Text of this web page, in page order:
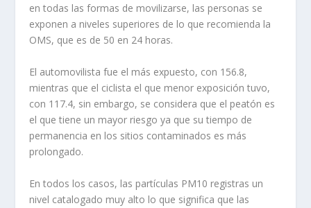
en todas las formas de movilizarse, las personas se
exponen a niveles superiores de lo que recomienda la
OMS, que es de 50 en 24 horas.
El automovilista fue el más expuesto, con 156.8,
mientras que el ciclista el que menor exposición tuvo,
con 117.4, sin embargo, se considera que el peatón es
el que tiene un mayor riesgo ya que su tiempo de
permanencia en los sitios contaminados es más
prolongado.
En todos los casos, las partículas PM10 registras un
nivel catalogado muy alto lo que significa que las